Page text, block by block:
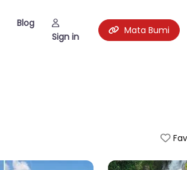
Blog
Sign in
Mata Bumi